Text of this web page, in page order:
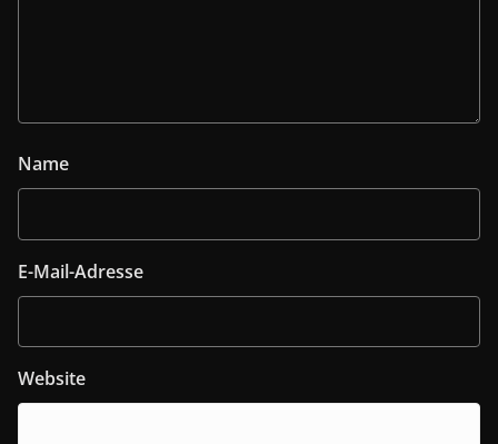
Name
E-Mail-Adresse
Website